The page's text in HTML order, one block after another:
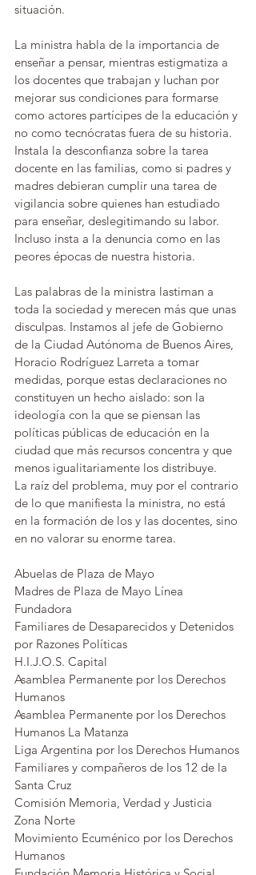
situación.
La ministra habla de la importancia de
enseñar a pensar, mientras estigmatiza a
los docentes que trabajan y luchan por
mejorar sus condiciones para formarse
como actores partícipes de la educación y
no como tecnócratas fuera de su historia.
Instala la desconfianza sobre la tarea
docente en las familias, como si padres y
madres debieran cumplir una tarea de
vigilancia sobre quienes han estudiado
para enseñar, deslegitimando su labor.
Incluso insta a la denuncia como en las
peores épocas de nuestra historia.
Las palabras de la ministra lastiman a
toda la sociedad y merecen más que unas
disculpas. Instamos al jefe de Gobierno
de la Ciudad Autónoma de Buenos Aires,
Horacio Rodríguez Larreta a tomar
medidas, porque estas declaraciones no
constituyen un hecho aislado: son la
ideología con la que se piensan las
políticas públicas de educación en la
ciudad que más recursos concentra y que
menos igualitariamente los distribuye.
La raíz del problema, muy por el contrario
de lo que manifiesta la ministra, no está
en la formación de los y las docentes, sino
en no valorar su enorme tarea.
Abuelas de Plaza de Mayo
Madres de Plaza de Mayo Línea
Fundadora
Familiares de Desaparecidos y Detenidos
por Razones Políticas
H.I.J.O.S. Capital
Asamblea Permanente por los Derechos
Humanos
Asamblea Permanente por los Derechos
Humanos La Matanza
Liga Argentina por los Derechos Humanos
Familiares y compañeros de los 12 de la
Santa Cruz
Comisión Memoria, Verdad y Justicia
Zona Norte
Movimiento Ecuménico por los Derechos
Humanos